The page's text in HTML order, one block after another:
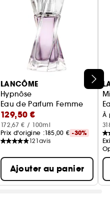
LANCÔME
Hypnôse
Eau de Parfum Femme
129,50 €
172,67 € / 100ml
Prix d'origine :185,00 € -30%
121avis
Ajouter au panier
À